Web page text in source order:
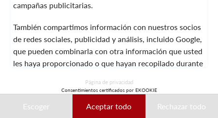
© 2026 Laura Vita
DISEÑADO POR LOBSTTER
JURÍDICA
GENERALES
CONTACTO CON
campañas publicitarias.
También compartimos información con nuestros socios
de redes sociales, publicidad y análisis, incluido Google,
que pueden combinarla con otra información que usted
les haya proporcionado o que hayan recopilado durante
Estos datos pueden utilizarse, en particular, con fines de
personalización de anuncios. Puede aceptar, rechazar o
Página de privacidad
Consentimientos certificados por EKOOKIE
Escoger Aceptar todo Rechazar todo